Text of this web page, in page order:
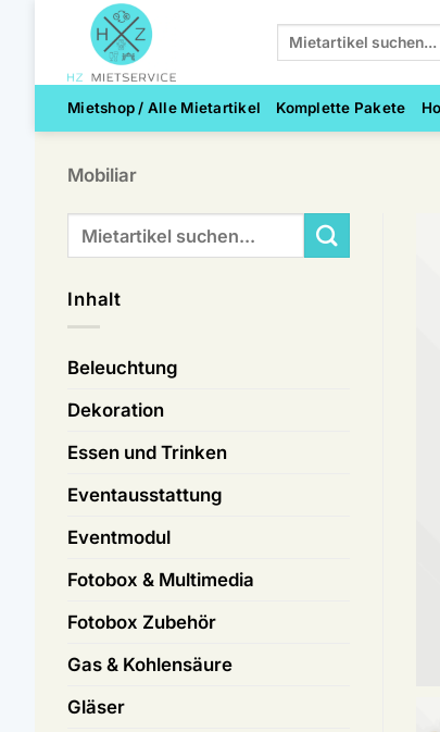
springen
Suchen
Mietshop / Alle Mietartikel Komplette Pakete
Mobiliar
Suchen
nach:
Inhalt
Beleuchtung
Dekoration
Essen und Trinken
Eventausstattung
Eventmodul
Fotobox & Multimedia
Fotobox Zubehör
Gas & Kohlensäure
Gläser